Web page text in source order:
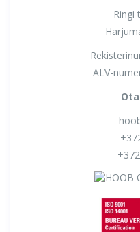
Ringi
ALV-